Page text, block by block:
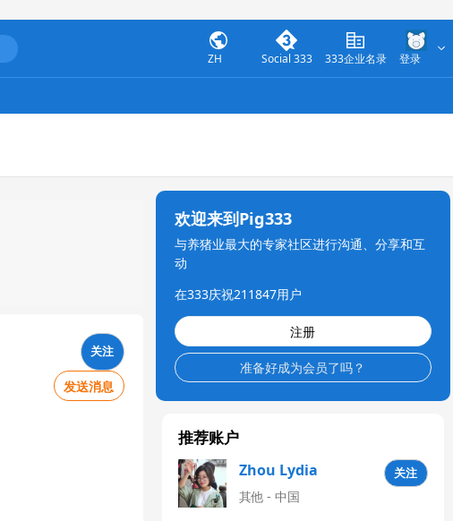
ZH Social 333 333企业名录 登录
关注
发送消息
欢迎来到Pig333
与养猪业最大的专家社区进行沟通、分享和互
动
在333庆祝211847用户
注册
准备好成为会员了吗？
推荐账户
Zhou Lydia 关注
其他 - 中国